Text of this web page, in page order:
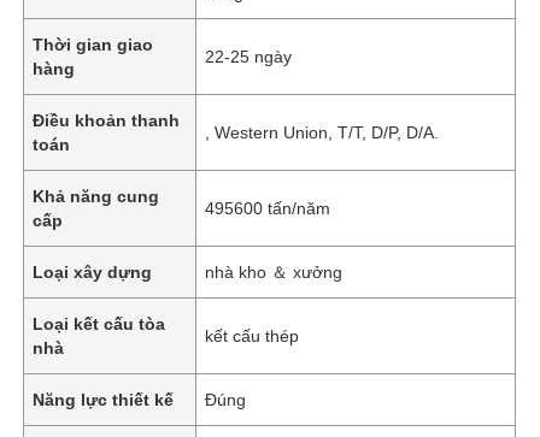
Thời gian giao
hàng
22-25 ngày
Điều khoản thanh
toán
, Western Union, T/T, D/P, D/A.
Khả năng cung
cấp
495600 tấn/năm
Loại xây dựng nhà kho ＆ xưởng
Loại kết cấu tòa
nhà
kết cấu thép
Năng lực thiết kế Đúng